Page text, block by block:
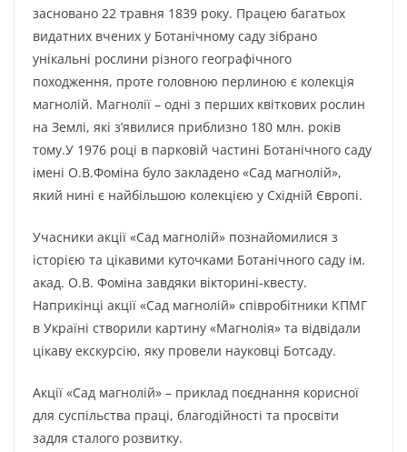
засновано 22 травня 1839 року. Працею багатьох
видатних вчених у Ботанічному саду зібрано
унікальні рослини різного географічного
походження, проте головною перлиною є колекція
магнолій. Магнолії – одні з перших квіткових рослин
на Землі, які з’явилися приблизно 180 млн. років
тому.У 1976 році в парковій частині Ботанічного саду
імені О.В.Фоміна було закладено «Сад магнолій»,
який нині є найбільшою колекцією у Східній Європі.
Учасники акції «Сад магнолій» познайомилися з
історією та цікавими куточками Ботанічного саду ім.
акад. О.В. Фоміна завдяки вікторині-квесту.
Наприкінці акції «Сад магнолій» співробітники КПМГ
в Україні створили картину «Магнолія» та відвідали
цікаву екскурсію, яку провели науковці Ботсаду.
Акції «Сад магнолій» – приклад поєднання корисної
для суспільства праці, благодійності та просвіти
задля сталого розвитку.